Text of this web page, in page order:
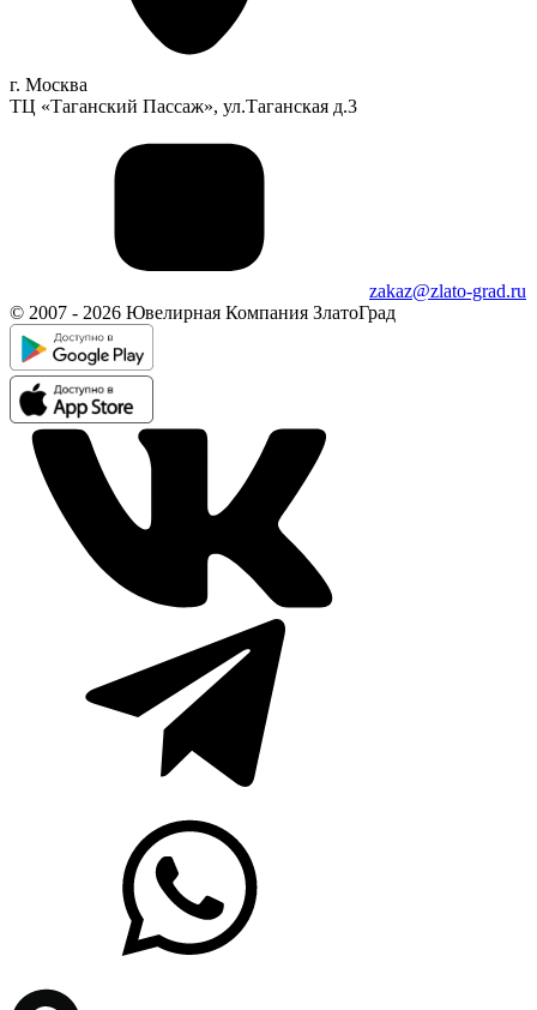
г. Москва
ТЦ «Таганский Пассаж», ул.Таганская д.3
zakaz@zlato-grad.ru
© 2007 - 2026 Ювелирная Компания ЗлатоГрад